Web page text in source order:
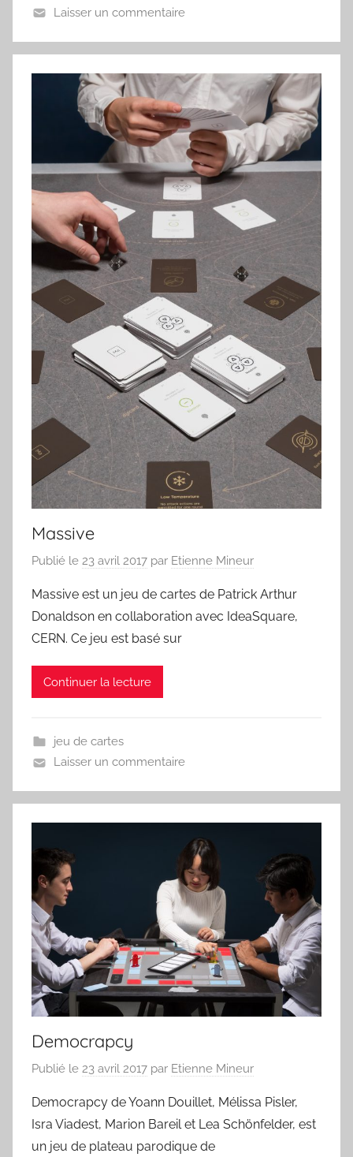
Laisser un commentaire
Massive
Publié le 23 avril 2017 par Etienne Mineur
Massive est un jeu de cartes de Patrick Arthur
Donaldson en collaboration avec IdeaSquare,
CERN. Ce jeu est basé sur
Continuer la lecture
jeu de cartes
Laisser un commentaire
Democrapcy
Publié le 23 avril 2017 par Etienne Mineur
Democrapcy de Yoann Douillet, Mélissa Pisler,
Isra Viadest, Marion Bareil et Lea Schönfelder, est
un jeu de plateau parodique de